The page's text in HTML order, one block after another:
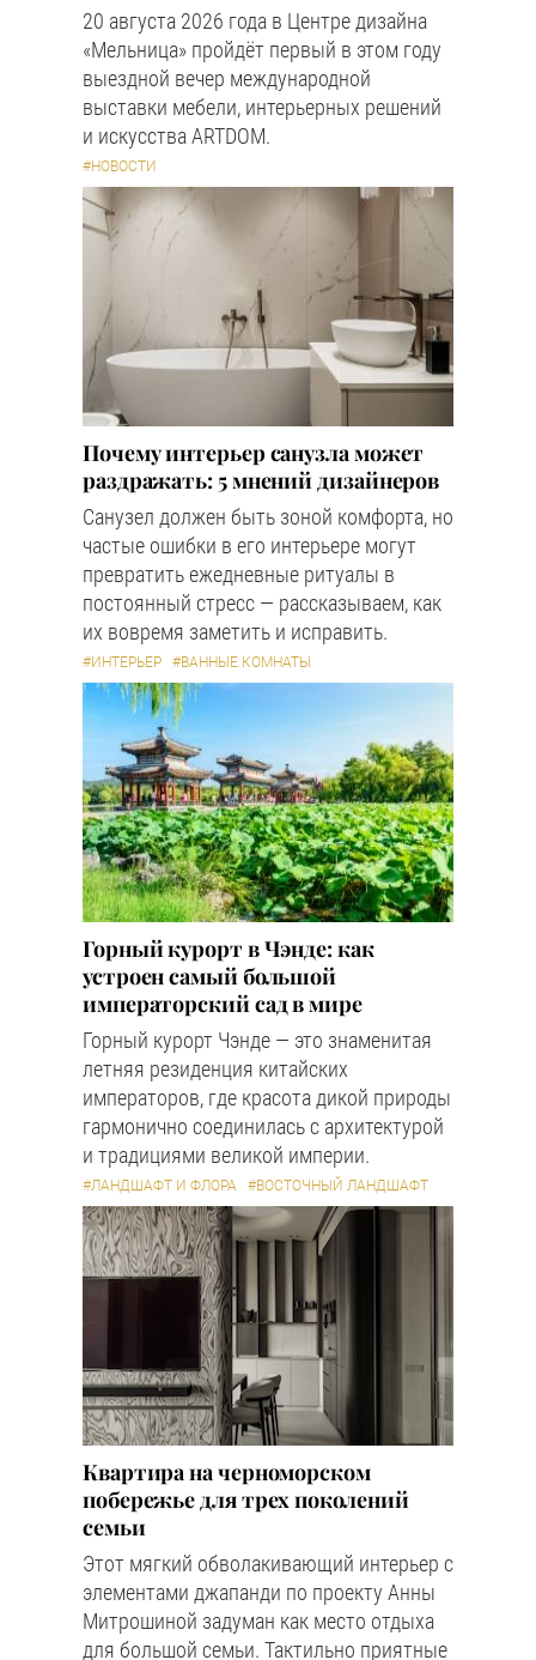
20 августа 2026 года в Центре дизайна
«Мельница» пройдёт первый в этом году
выездной вечер международной
выставки мебели, интерьерных решений
и искусства ARTDOM.
#НОВОСТИ
Почему интерьер санузла может
раздражать: 5 мнений дизайнеров
Санузел должен быть зоной комфорта, но
частые ошибки в его интерьере могут
превратить ежедневные ритуалы в
постоянный стресс — рассказываем, как
их вовремя заметить и исправить.
#ИНТЕРЬЕР #ВАННЫЕ КОМНАТЫ
Горный курорт в Чэнде: как
устроен самый большой
императорский сад в мире
Горный курорт Чэнде — это знаменитая
летняя резиденция китайских
императоров, где красота дикой природы
гармонично соединилась с архитектурой
и традициями великой империи.
#ЛАНДШАФТ И ФЛОРА #ВОСТОЧНЫЙ ЛАНДШАФТ
Квартира на черноморском
побережье для трех поколений
семьи
Этот мягкий обволакивающий интерьер с
элементами джапанди по проекту Анны
Митрошиной задуман как место отдыха
для большой семьи. Тактильно приятные